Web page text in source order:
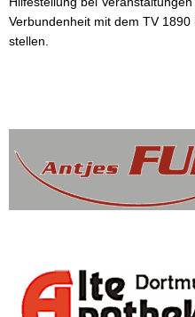
Verbundenheit mit dem TV
stellen.